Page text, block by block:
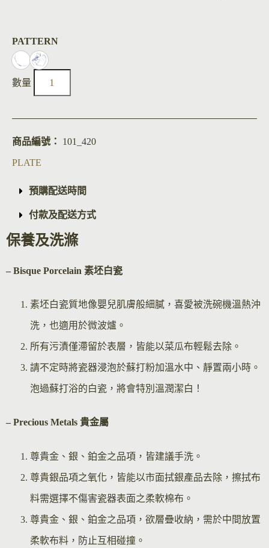
PATTERN
商品編號： 101_420
PLATE
預購配送時間
付款及配送方式
保養及洗滌
– Bisque Porcelain 素坯白瓷
素坯白瓷質地像嬰兒肌膚般細膩，喜愛被洗碗機溫熱沖
洗，也適用於微波爐。
所有污漬僅滯留於表層，皆能以菜瓜布輕鬆去除。
請不定時將瓷器浸泡於蘇打粉加溫水中、靜置兩小時。
泡過蘇打浴的白瓷，將會特別溫潤潔白！
– Precious Metals 貴金屬
尊貴金、銀、鉑金之品項，皆建議手洗。
尊貴銀品項之氧化，皆能以市面拭銀產品去除，擦拭布
料需選擇不傷害瓷器表面之柔軟棉布。
尊貴金、銀、鉑金之品項，欲層疊收納，需於中間放置
柔軟布料，防止互相碰撞。